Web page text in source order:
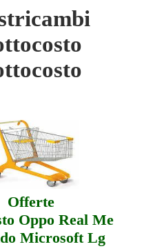
Ecommerce
Ecommerce
Offerte
Oppo Real Me
Microsoft Lg